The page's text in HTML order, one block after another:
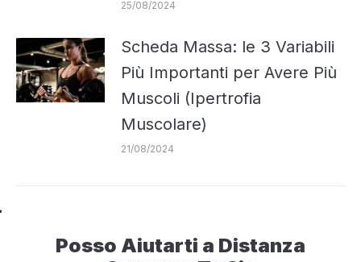
25/08/2024
Scheda Massa: le 3 Variabili
Più Importanti per Avere Più
Muscoli (Ipertrofia
Muscolare)
21/08/2024
Posso Aiutarti a Distanza